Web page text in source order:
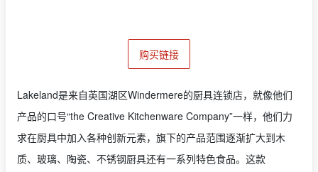
购买链接
Lakeland是来自英国湖区Windermere的厨具连锁店，就像他们
产品的口号“the Creative Kitchenware Company”一样，他们力
求在厨具中加入各种创新元素，旗下的产品范围逐渐扩大到木
质、玻璃、陶瓷、不锈钢厨具还有一系列特色食品。这款